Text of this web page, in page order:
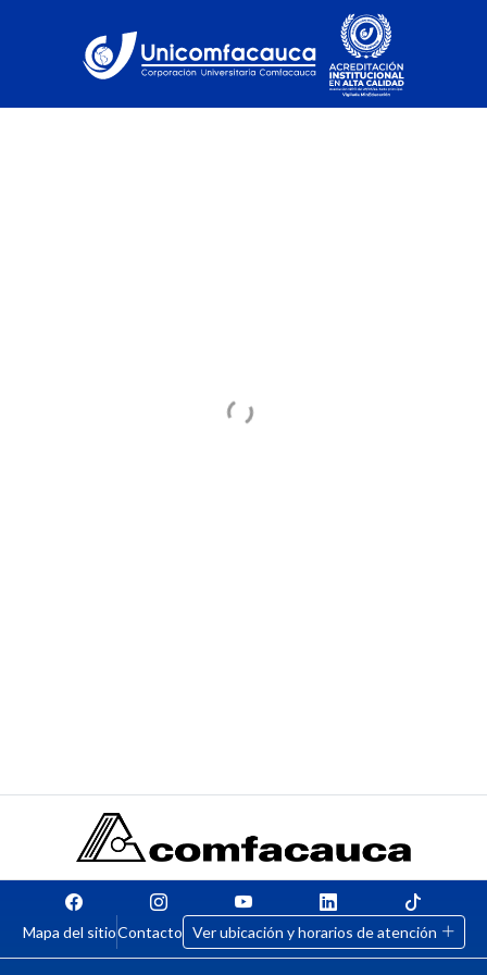
Mapa del sitioContacto Ver ubicación y horarios de atención